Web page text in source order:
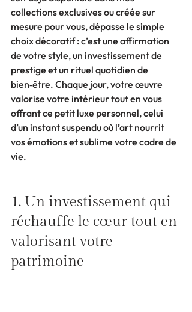
collections exclusives ou créée sur
mesure pour vous, dépasse le simple
choix décoratif : c’est une affirmation
de votre style, un investissement de
prestige et un rituel quotidien de
bien‑être. Chaque jour, votre œuvre
valorise votre intérieur tout en vous
offrant ce petit luxe personnel, celui
d’un instant suspendu où l’art nourrit
vos émotions et sublime votre cadre de
vie.
1. Un investissement qui
réchauffe le cœur tout en
valorisant votre
patrimoine